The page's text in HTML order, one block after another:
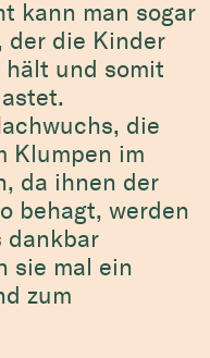
kann man sogar
der die Kinder
hält und somit
die
Klumpen im
da ihnen der
behagt, werden
dankbar
sie mal ein
zum